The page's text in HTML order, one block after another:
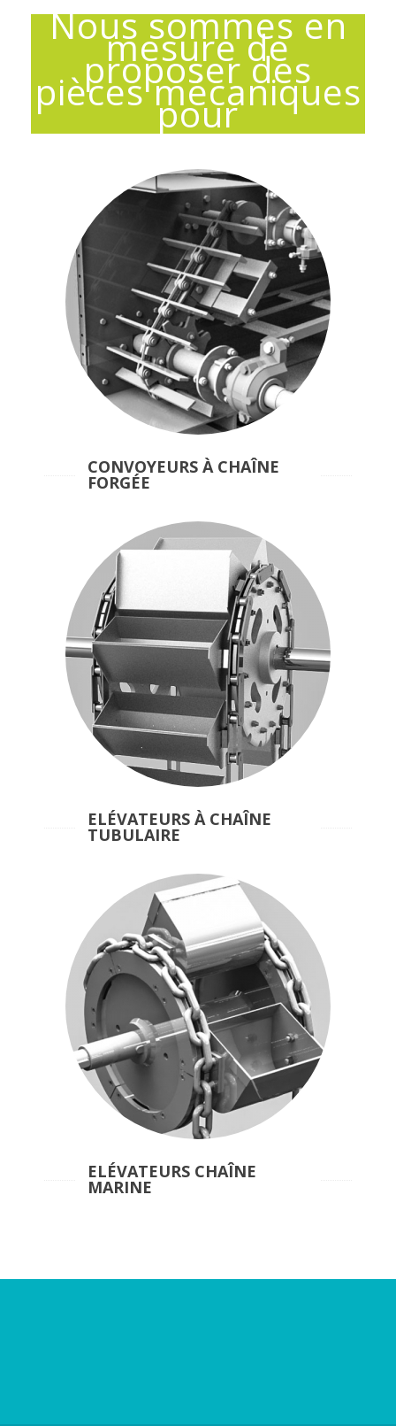
Nous sommes en
mesure de
proposer des
pièces mécaniques
pour
CONVOYEURS À CHAÎNE
FORGÉE
ELÉVATEURS À CHAÎNE
TUBULAIRE
ELÉVATEURS CHAÎNE
MARINE